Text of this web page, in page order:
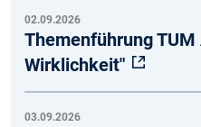
02.09.2026
Themenführung
Wirklichkeit"
03.09.2026